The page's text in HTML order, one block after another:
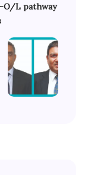
O/L pathway